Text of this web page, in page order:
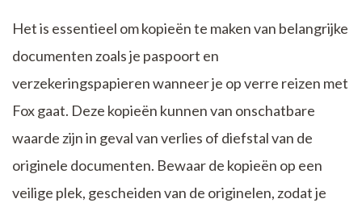
Het is essentieel om kopieën te maken van belangrijke
documenten zoals je paspoort en
verzekeringspapieren wanneer je op verre reizen met
Fox gaat. Deze kopieën kunnen van onschatbare
waarde zijn in geval van verlies of diefstal van de
originele documenten. Bewaar de kopieën op een
veilige plek, gescheiden van de originelen, zodat je